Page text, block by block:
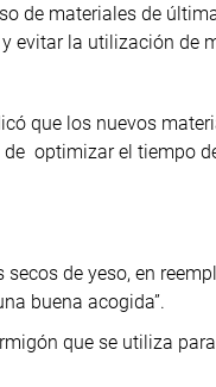
de materiales de
evitar la utilización de
que los nuevos
optimizar el tiempo
de yeso, en
buena acogida”.
que se utiliza